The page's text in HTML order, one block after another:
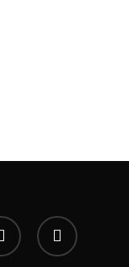
email